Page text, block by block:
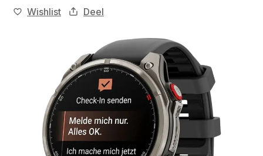
Wishlist Deel